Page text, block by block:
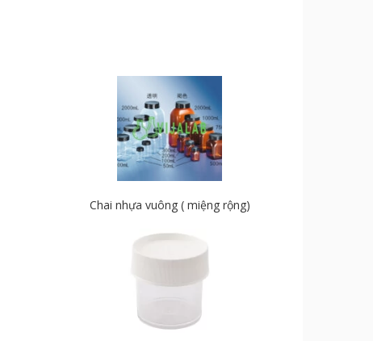
Chai nhựa vuông ( miệng rộng)